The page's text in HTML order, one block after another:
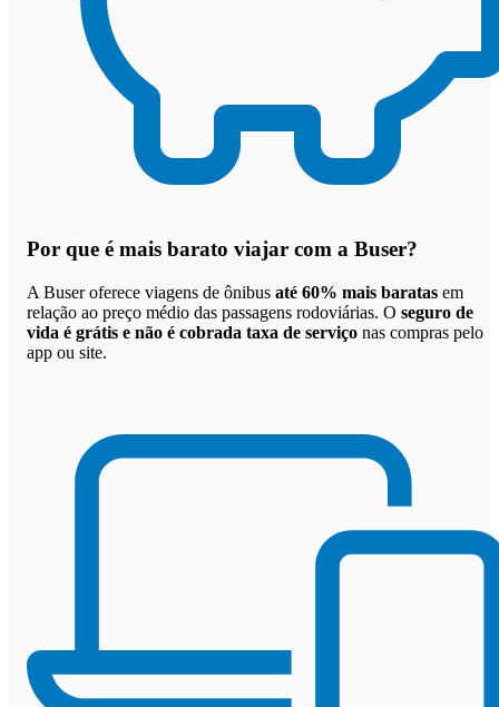
Por que é mais barato viajar com a Buser?
A Buser oferece viagens de ônibus até 60% mais baratas em
relação ao preço médio das passagens rodoviárias. O seguro de
vida é grátis e não é cobrada taxa de serviço nas compras pelo
app ou site.